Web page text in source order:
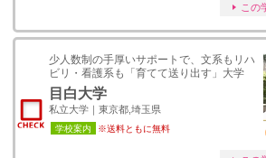
この
少人数制の手厚いサポートで、文系もリハ
ビリ・看護系も「育てて送り出す」大学
目白大学
私立大学｜東京都,埼玉県
学校案内 ※送料ともに無料